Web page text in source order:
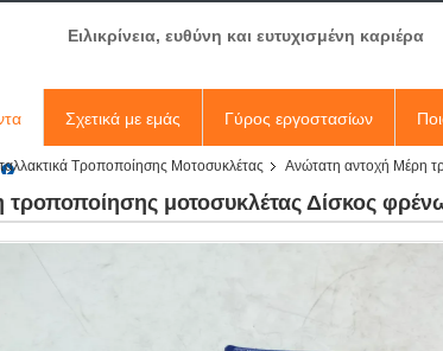
Ειλικρίνεια, ευθύνη και ευτυχισμένη καριέρα
Σχετικά με εμάς Γύρος εργοστασίων
Τροποποίησης Μοτοσυκλέτας
Ανώτατη αντοχή Μέρη
μοτοσυκλέτας Δίσκος